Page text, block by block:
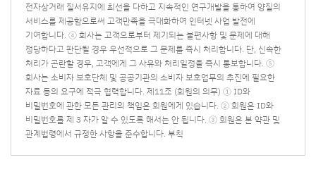
전자상거래 질서유지에 최선을 다하고 지속적인 연구개발을 통하여 양질의
서비스를 제공함으로써 고객만족을 극대화하여 인터넷 사업 발전에
기여합니다. ④ 회사는 고객으로부터 제기되는 불편사항 및 문제에 대해
정당하다고 판단될 경우 우선적으로 그 문제를 즉시 처리합니다. 단, 신속한
처리가 곤란할 경우, 고객에게 그 사유와 처리일정을 즉시 통보합니다. ⑤
회사는 소비자 보호단체 및 공공기관의 소비자 보호업무의 추진에 필요한
자료 등의 요구에 적극 협력합니다. 제11조 (회원의 의무) ① ID와
비밀번호에 관한 모든 관리의 책임은 회원에게 있습니다. ② 회원은 ID와
비밀번호를 제 3 자가 알 수 있도록 해서는 안 됩니다. ③ 회원은 본 약관 및
관계법령에서 규정한 사항을 준수합니다. 부칙